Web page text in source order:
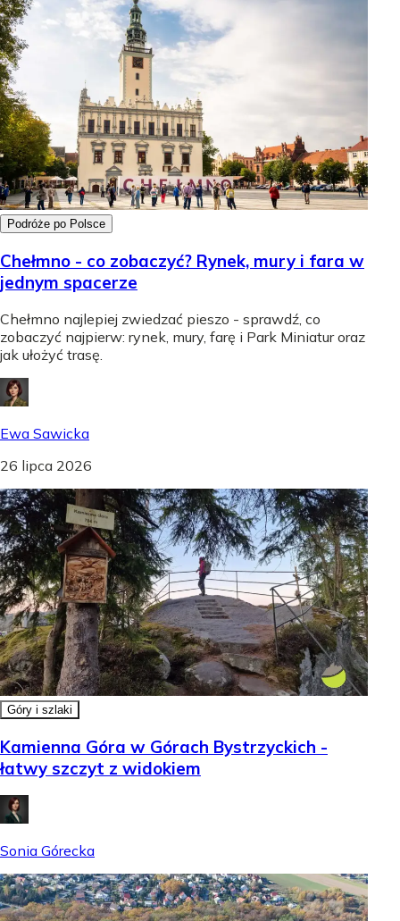
Podróże po Polsce
Chełmno - co zobaczyć? Rynek, mury i fara w
jednym spacerze
Chełmno najlepiej zwiedzać pieszo - sprawdź, co
zobaczyć najpierw: rynek, mury, farę i Park Miniatur oraz
jak ułożyć trasę.
Ewa Sawicka
26 lipca 2026
Góry i szlaki
Kamienna Góra w Górach Bystrzyckich -
łatwy szczyt z widokiem
Sonia Górecka